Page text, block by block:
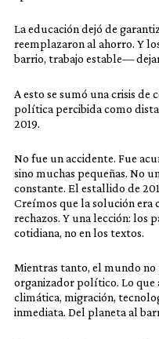
La educación dejó de
reemplazaron al ahorro. Y
barrio, trabajo estable—
A esto se sumó una crisis de
política percibida como
2019.
No fue un accidente. Fue
sino muchas pequeñas. No
constante. El estallido de
Creímos que la solución era
rechazos. Y una lección: los
cotidiana, no en los textos.
Mientras tanto, el mundo no
organizador político. Lo que
climática, migración,
inmediata. Del planeta al